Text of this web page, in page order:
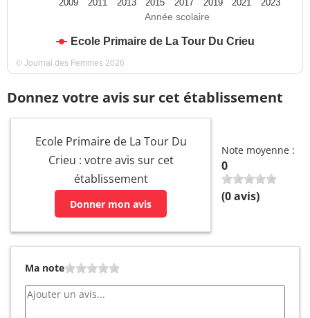
Année scolaire
Ecole Primaire de La Tour Du Crieu
2009 2011 2013 2015 2017 2019 2021 2023
© Journal des Femmes 2026
Donnez votre avis sur cet établissement
Ecole Primaire de La Tour Du
Crieu : votre avis sur cet
établissement
Donner mon avis
Note moyenne :
0
(0avis)
Ma note